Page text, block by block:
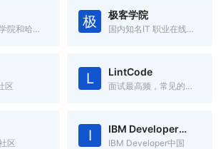
由麻省理工学院和哈佛大学联合创办的大规模开放在线课堂平台。 极 极客学院
国内知名IT 职业在线教育平台
区 L LintCode
面试最高频，常见的编程题目
区 I IBM Developer中国
IBM Developer中国